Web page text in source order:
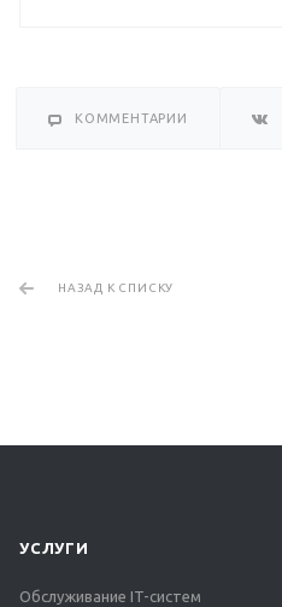
КОММЕНТАРИИ
НАЗАД К СПИСКУ
УСЛУГИ
Обслуживание IT-систем